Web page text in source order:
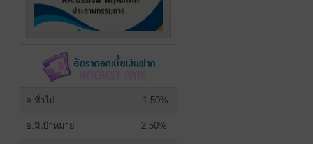
อ.ทั่วไป 1.50%
อ.มีเป้าหมาย 2.50%